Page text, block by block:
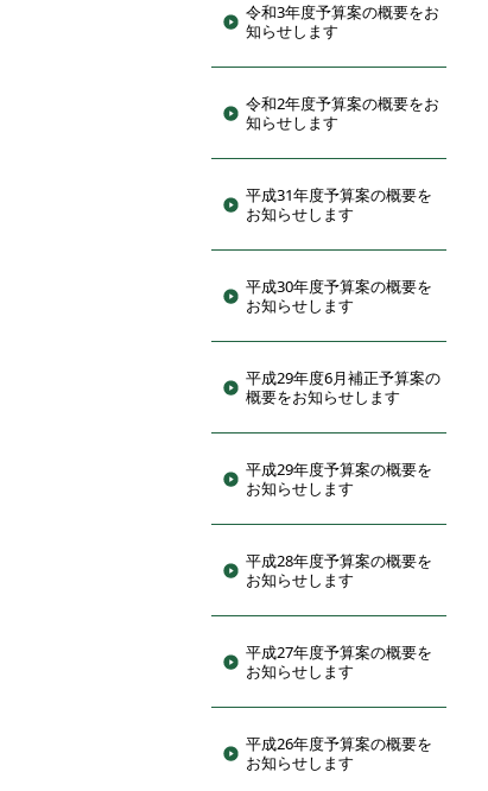
令和3年度予算案の概要をお
知らせします
令和2年度予算案の概要をお
知らせします
平成31年度予算案の概要を
お知らせします
平成30年度予算案の概要を
お知らせします
平成29年度6月補正予算案の
概要をお知らせします
平成29年度予算案の概要を
お知らせします
平成28年度予算案の概要を
お知らせします
平成27年度予算案の概要を
お知らせします
平成26年度予算案の概要を
お知らせします